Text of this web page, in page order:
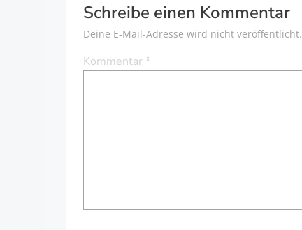
Schreibe einen Kommentar
Deine E-Mail-Adresse wird nicht veröffentlicht.
Kommentar *